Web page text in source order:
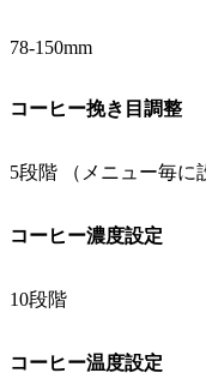
78-150mm
コーヒー挽き目調整
5段階 （メニュー毎に
コーヒー濃度設定
10段階
コーヒー温度設定